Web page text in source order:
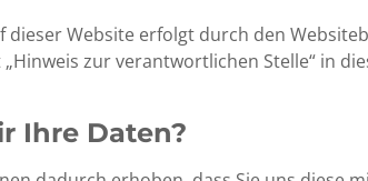
dieser Website erfolgt durch den
zur verantwortlichen Stelle“ in
Ihre Daten?